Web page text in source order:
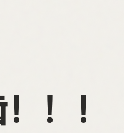
！！